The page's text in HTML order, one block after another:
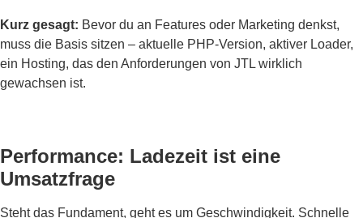
Kurz gesagt: Bevor du an Features oder Marketing denkst,
muss die Basis sitzen – aktuelle PHP-Version, aktiver Loader,
ein Hosting, das den Anforderungen von JTL wirklich
gewachsen ist.
Performance: Ladezeit ist eine
Umsatzfrage
Steht das Fundament, geht es um Geschwindigkeit. Schnelle